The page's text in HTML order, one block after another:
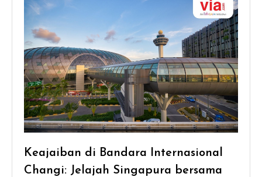
Keajaiban di Bandara Internasional
Changi: Jelajah Singapura bersama